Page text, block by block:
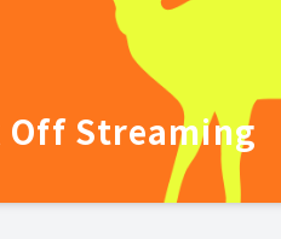
Off Streaming